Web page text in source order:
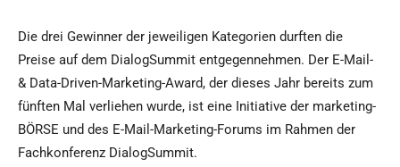
Die drei Gewinner der jeweiligen Kategorien durften die
Preise auf dem DialogSummit entgegennehmen. Der E-Mail-
& Data-Driven-Marketing-Award, der dieses Jahr bereits zum
fünften Mal verliehen wurde, ist eine Initiative der marketing-
BÖRSE und des E-Mail-Marketing-Forums im Rahmen der
Fachkonferenz DialogSummit.